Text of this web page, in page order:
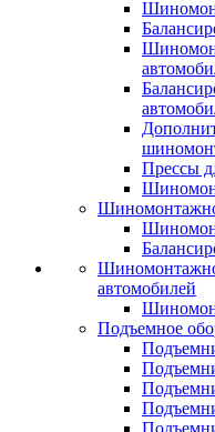
Прессы
автомобилей
Подъемное